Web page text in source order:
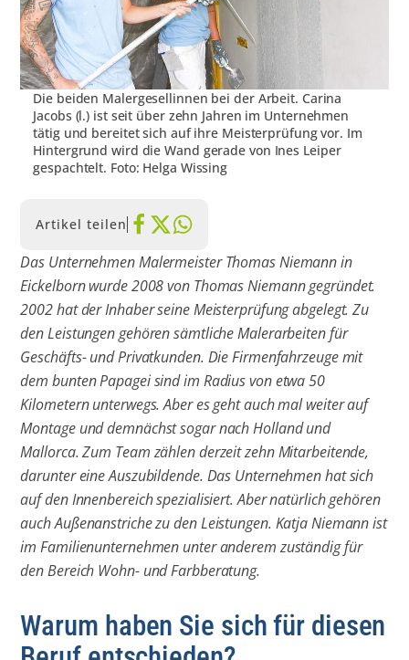
Die beiden Malergesellinnen bei der Arbeit. Carina
Jacobs (l.) ist seit über zehn Jahren im Unternehmen
tätig und bereitet sich auf ihre Meisterprüfung vor. Im
Hintergrund wird die Wand gerade von Ines Leiper
gespachtelt. Foto: Helga Wissing
Artikel teilen
Das Unternehmen Malermeister Thomas Niemann in
Eickelborn wurde 2008 von Thomas Niemann gegründet.
2002 hat der Inhaber seine Meisterprüfung abgelegt. Zu
den Leistungen gehören sämtliche Malerarbeiten für
Geschäfts- und Privatkunden. Die Firmenfahrzeuge mit
dem bunten Papagei sind im Radius von etwa 50
Kilometern unterwegs. Aber es geht auch mal weiter auf
Montage und demnächst sogar nach Holland und
Mallorca. Zum Team zählen derzeit zehn Mitarbeitende,
darunter eine Auszubildende. Das Unternehmen hat sich
auf den Innenbereich spezialisiert. Aber natürlich gehören
auch Außenanstriche zu den Leistungen. Katja Niemann ist
im Familienunternehmen unter anderem zuständig für
den Bereich Wohn- und Farbberatung.
Warum haben Sie sich für diesen